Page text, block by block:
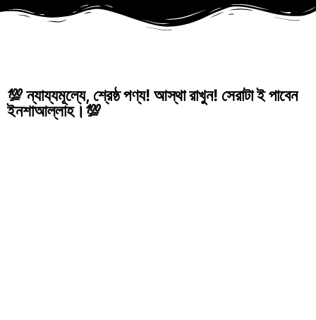
💯 ন্যায্যমূল্যে, শ্রেষ্ঠ পণ্য! আস্থা রাখুন! সেরাটা ই পাবেন
ইনশাআল্লাহ।💯